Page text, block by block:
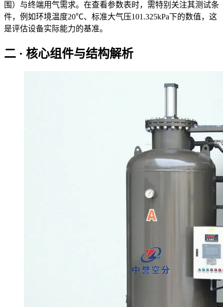
围）与终端用气需求。在查看参数表时，需特别关注其测试条
件，例如环境温度20℃、标准大气压101.325kPa下的数值，这
是评估设备实际能力的基准。
二 · 核心组件与结构解析